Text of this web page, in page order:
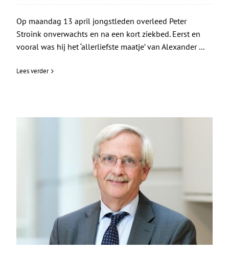
Op maandag 13 april jongstleden overleed Peter
Stroink onverwachts en na een kort ziekbed. Eerst en
vooral was hij het ‘allerliefste maatje’ van Alexander ...
Lees verder